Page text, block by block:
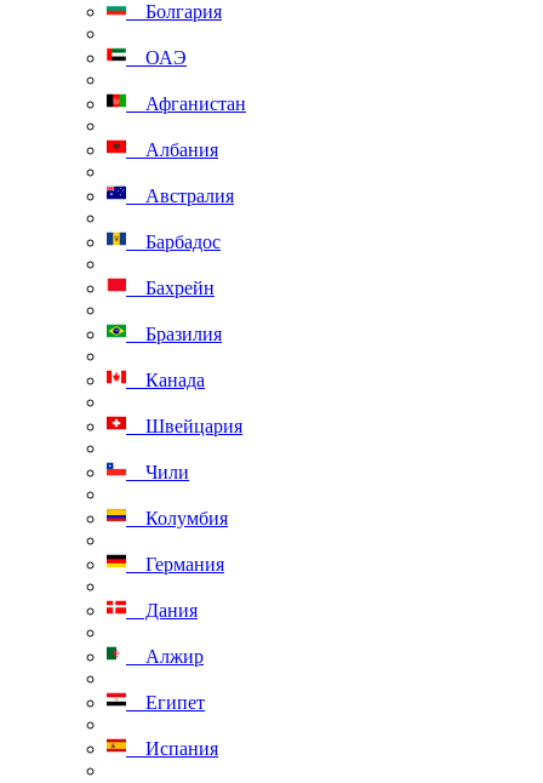
Болгария
ОАЭ
Афганистан
Албания
Австралия
Барбадос
Бахрейн
Бразилия
Канада
Швейцария
Чили
Колумбия
Германия
Дания
Алжир
Египет
Испания